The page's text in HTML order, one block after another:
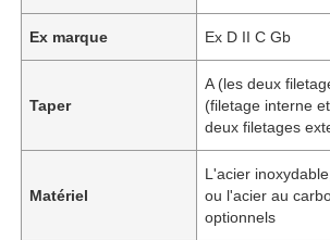
Ex marque Ex D II C Gb
Taper
A (les deux
(filetage interne
deux filetages
Matériel
L'acier
ou l'acier au
optionnels